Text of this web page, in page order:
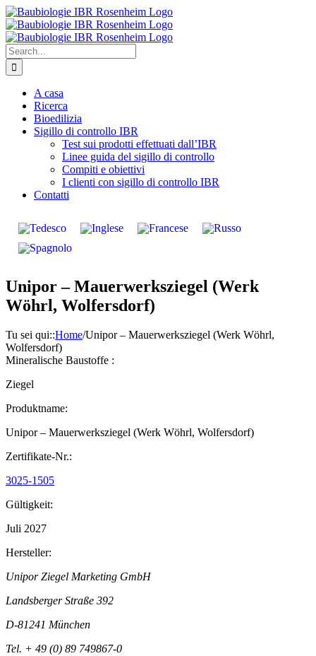
Search
for:
A casa
Ricerca
Bioedilizia
Sigillo di controllo IBR
Test sui prodotti effettuati dall’IBR
Linee guida del sigillo di controllo
Compiti e obiettivi
I clienti con sigillo di controllo IBR
Contatti
Unipor – Mauerwerksziegel (Werk
Wöhrl, Wolfersdorf)
Tu sei qui::Home/Unipor – Mauerwerksziegel (Werk Wöhrl,
Wolfersdorf)
Mineralische Baustoffe :
Ziegel
Produktname:
Unipor – Mauerwerksziegel (Werk Wöhrl, Wolfersdorf)
Zertifikate-Nr.:
3025-1505
Gültigkeit:
Juli 2027
Hersteller:
Unipor Ziegel Marketing GmbH
Landsberger Straße 392
D-81241 München
Tel. + 49 (0) 89 749867-0